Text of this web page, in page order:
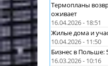
Термопланы
оживает
16.04.2026 - 18:51
Жилые дома и
10.04.2026 - 11:50
Бизнес в Польше:
16.03.2026 - 10:16